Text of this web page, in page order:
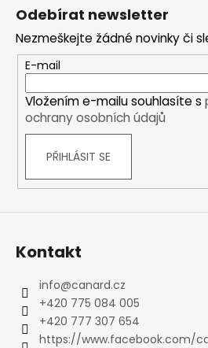
Odebírat newsletter
Nezmeškejte žádné novinky či
E-mail
Vložením e-mailu souhlasíte s
ochrany osobních údajů
PŘIHLÁSIT SE
Kontakt
info@canard.cz
+420 775 084 005
+420 777 307 654
https://www.facebook.com/